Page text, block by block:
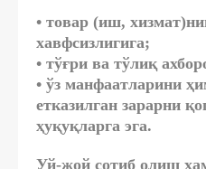
• товар (иш,
хавфсизлигига;
• тўғри ва тўлиқ
• ўз манфаатларини
етказилган зарарни
ҳуқуқларга эга.
Уй-жой сотиб олиш